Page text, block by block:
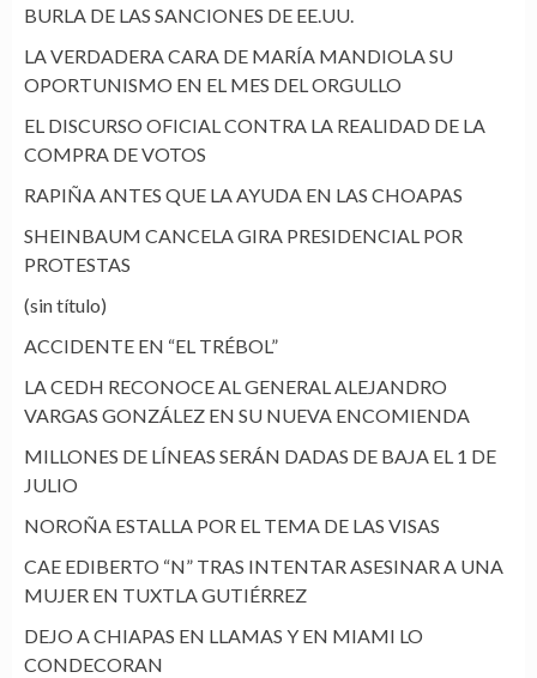
BURLA DE LAS SANCIONES DE EE.UU.
LA VERDADERA CARA DE MARÍA MANDIOLA SU
OPORTUNISMO EN EL MES DEL ORGULLO
EL DISCURSO OFICIAL CONTRA LA REALIDAD DE LA
COMPRA DE VOTOS
RAPIÑA ANTES QUE LA AYUDA EN LAS CHOAPAS
SHEINBAUM CANCELA GIRA PRESIDENCIAL POR
PROTESTAS
(sin título)
ACCIDENTE EN “EL TRÉBOL”
LA CEDH RECONOCE AL GENERAL ALEJANDRO
VARGAS GONZÁLEZ EN SU NUEVA ENCOMIENDA
MILLONES DE LÍNEAS SERÁN DADAS DE BAJA EL 1 DE
JULIO
NOROÑA ESTALLA POR EL TEMA DE LAS VISAS
CAE EDIBERTO “N” TRAS INTENTAR ASESINAR A UNA
MUJER EN TUXTLA GUTIÉRREZ
DEJO A CHIAPAS EN LLAMAS Y EN MIAMI LO
CONDECORAN